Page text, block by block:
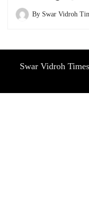
By Swar Vidroh
Swar Vidroh